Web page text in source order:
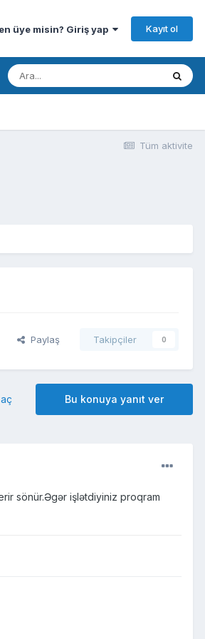
üye misin? Giriş yap Kayıt ol
Tüm aktivite
Paylaş Takipçiler 0
Bu konuya yanıt ver
sönür.Əgər işlətdiyiniz proqram